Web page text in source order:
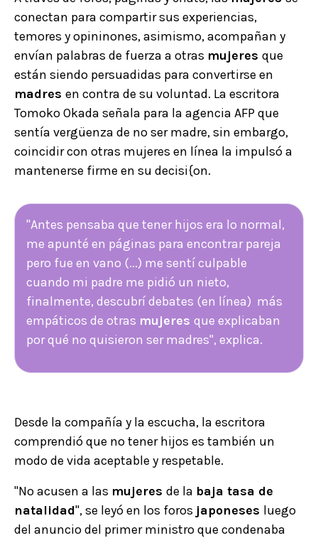
conectan para compartir sus experiencias,
temores y opininones, asimismo, acompañan y
envían palabras de fuerza a otras mujeres que
están siendo persuadidas para convertirse en
madres en contra de su voluntad. La escritora
Tomoko Okada señala para la agencia AFP que
sentía vergüenza de no ser madre, sin embargo,
coincidir con otras mujeres en línea la impulsó a
mantenerse firme en su decisi{on.
"Antes pensaba que tener hijos era lo normal,
me apunté en páginas para encontrar pareja
pero fue en vano (...) me sentí culpable
cuando mi padre me pidió un nieto,
finalmente, descubrí debates (en línea) más
empáticos de otras mujeres que explicaban
por qué no quisieron ser madres", explica.
Desde la compañía y la escucha, la escritora
comprendió que no tener hijos es también un
modo de vida aceptable y respetable.
"No acusen a las mujeres de la baja tasa de
natalidad", se leyó en los foros japoneses luego
del anuncio del primer ministro que condenaba